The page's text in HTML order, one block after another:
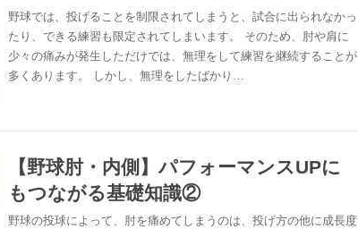
野球では、投げることを制限されてしまうと、試合に出られなかっ
たり、できる練習も限定されてしまいます。 そのため、肘や肩に
少々の痛みが発生しただけでは、無理をして練習を継続することが
多くあります。 しかし、無理をしたばかり…
【野球肘・内側】パフォーマンスUPに
もつながる基礎知識②
野球の投球によって、肘を痛めてしまうのは、投げ方の他に成長度